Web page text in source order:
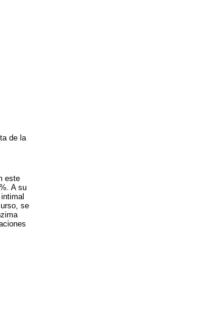
de la
este
A su
se